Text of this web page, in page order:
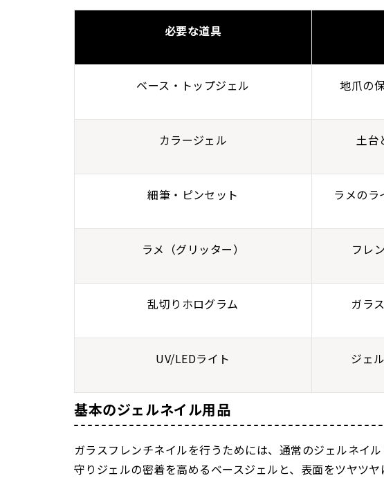
必要な道具
ベース・トップジェル 地爪の
カラージェル 土台
細筆・ピンセット ラメのラ
ラメ（グリッター） フレ
乱切りホログラム ガラ
UV/LEDライト ジェ
基本のジェルネイル用品
ガラスフレンチネイルを行うためには、通常のジェルネイ
守りジェルの密着を高めるベースジェルと、表面をツヤツ